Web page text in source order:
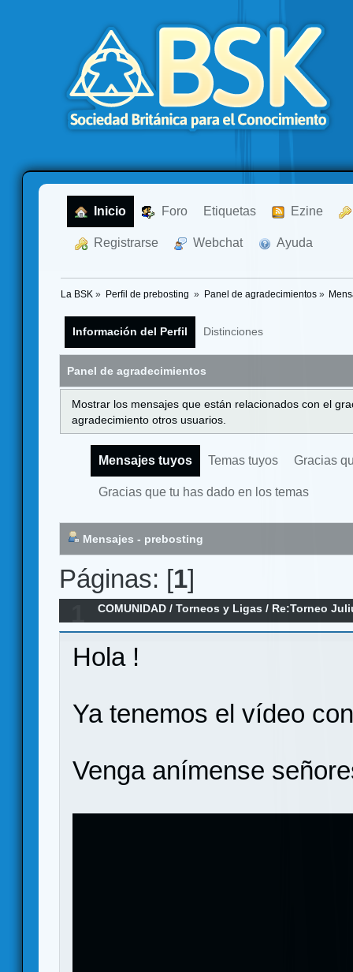
Inicio Foro Etiquetas Ezine
Registrarse Webchat Ayuda
La BSK » Perfil de prebosting » Panel de agradecimientos»
Información del Perfil Distinciones
Panel de agradecimientos
Mostrar los mensajes que están relacionados con el
agradecimiento otros usuarios.
Mensajes tuyos Temas tuyos Gracias
Gracias que tu has dado en los temas
Mensajes - prebosting
Páginas: [1]
COMUNIDAD /Torneos y Ligas / Re:Torneo
Hola !
Ya tenemos el vídeo
Venga anímense